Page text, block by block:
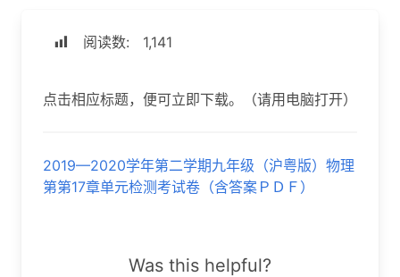
阅读数: 1,141
点击相应标题，便可立即下载。（请用电脑打开）
2019—2020学年第二学期九年级（沪粤版）物理
第第17章单元检测考试卷（含答案ＰＤＦ）
Was this helpful?